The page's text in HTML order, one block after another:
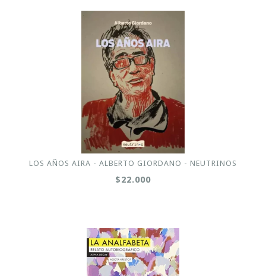
LOS AÑOS AIRA - ALBERTO GIORDANO - NEUTRINOS
$22.000